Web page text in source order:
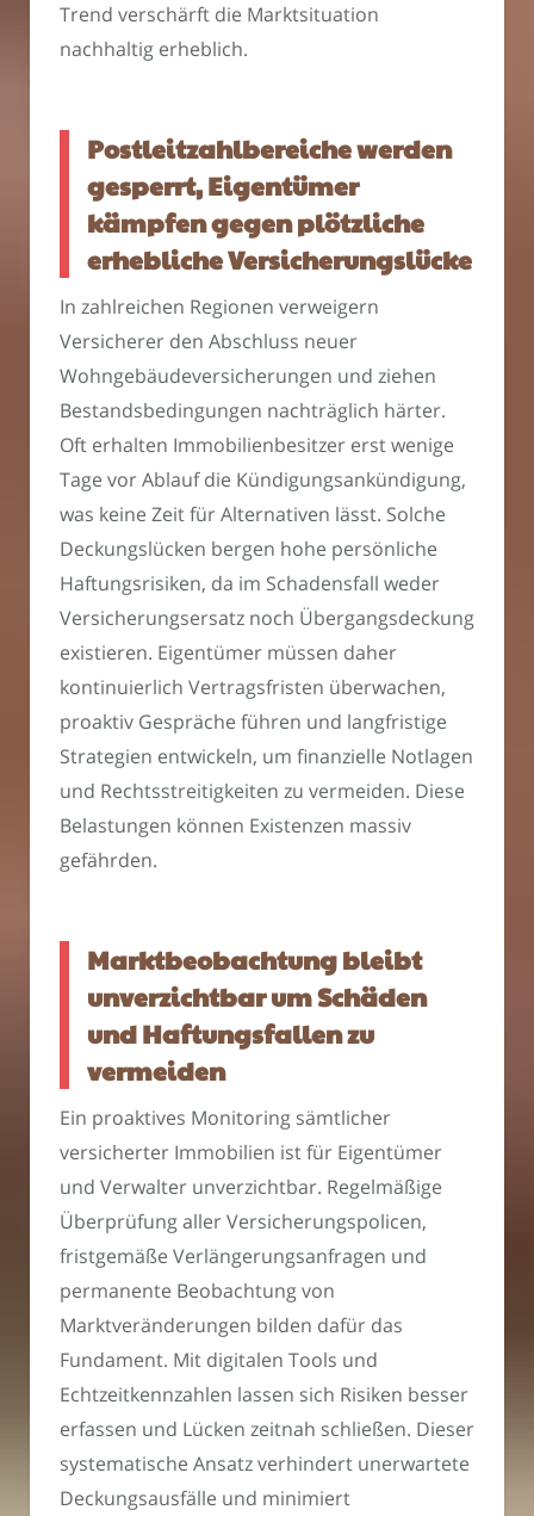
Trend verschärft die Marktsituation
nachhaltig erheblich.
Postleitzahlbereiche werden
gesperrt, Eigentümer
kämpfen gegen plötzliche
erhebliche Versicherungslücke
In zahlreichen Regionen verweigern
Versicherer den Abschluss neuer
Wohngebäudeversicherungen und ziehen
Bestandsbedingungen nachträglich härter.
Oft erhalten Immobilienbesitzer erst wenige
Tage vor Ablauf die Kündigungsankündigung,
was keine Zeit für Alternativen lässt. Solche
Deckungslücken bergen hohe persönliche
Haftungsrisiken, da im Schadensfall weder
Versicherungsersatz noch Übergangsdeckung
existieren. Eigentümer müssen daher
kontinuierlich Vertragsfristen überwachen,
proaktiv Gespräche führen und langfristige
Strategien entwickeln, um finanzielle Notlagen
und Rechtsstreitigkeiten zu vermeiden. Diese
Belastungen können Existenzen massiv
gefährden.
Marktbeobachtung bleibt
unverzichtbar um Schäden
und Haftungsfallen zu
vermeiden
Ein proaktives Monitoring sämtlicher
versicherter Immobilien ist für Eigentümer
und Verwalter unverzichtbar. Regelmäßige
Überprüfung aller Versicherungspolicen,
fristgemäße Verlängerungsanfragen und
permanente Beobachtung von
Marktveränderungen bilden dafür das
Fundament. Mit digitalen Tools und
Echtzeitkennzahlen lassen sich Risiken besser
erfassen und Lücken zeitnah schließen. Dieser
systematische Ansatz verhindert unerwartete
Deckungsausfälle und minimiert